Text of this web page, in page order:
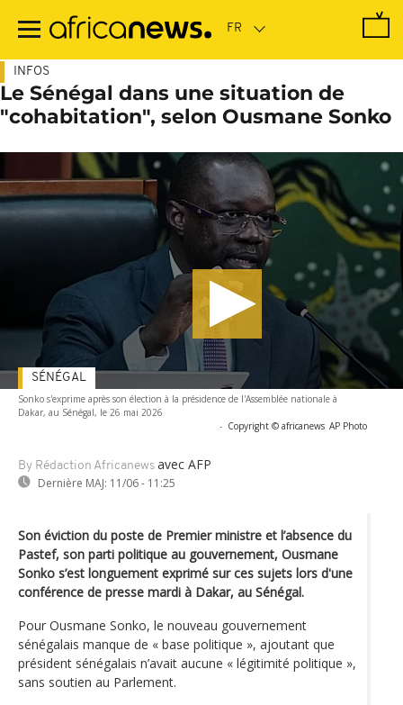
contenu
INFOS
Le Sénégal dans une situation de
"cohabitation", selon Ousmane Sonko
Sonko s'exprime après son élection à la présidence de l'Assemblée nationale à
Dakar, au Sénégal, le 26 mai 2026
- Copyright © africanews AP Photo
By Rédaction Africanews avec AFP
Dernière MAJ: 11/06 - 11:25
SÉNÉGAL
Son éviction du poste de Premier ministre et l’absence du
Pastef, son parti politique au gouvernement, Ousmane
Sonko s’est longuement exprimé sur ces sujets lors d'une
conférence de presse mardi à Dakar, au Sénégal.
Pour Ousmane Sonko, le nouveau gouvernement
sénégalais manque de « base politique », ajoutant que
président sénégalais n’avait aucune « légitimité politique »,
sans soutien au Parlement.